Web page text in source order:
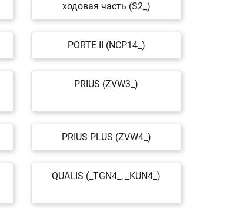
ходовая часть (S2_)
PORTE II (NCP14_)
PRIUS (ZVW3_)
PRIUS PLUS (ZVW4_)
QUALIS (_TGN4_, _KUN4_)